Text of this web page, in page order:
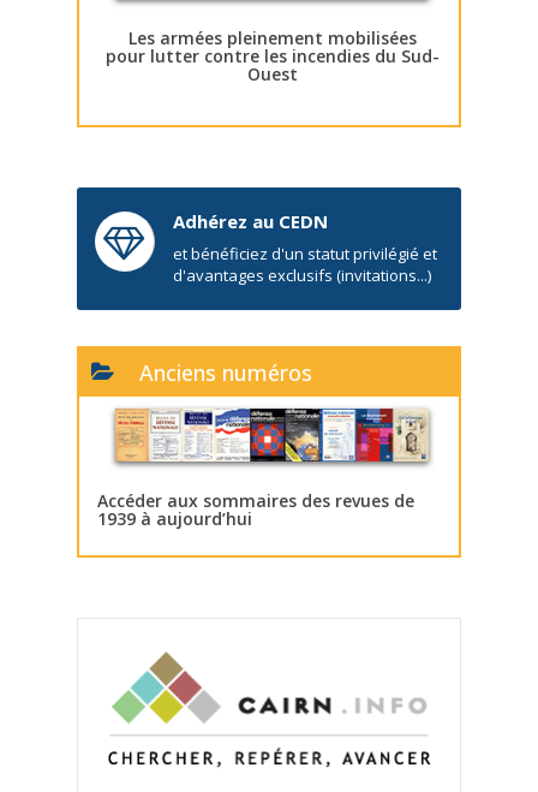
Les armées pleinement mobilisées
pour lutter contre les incendies du Sud-
Ouest
Adhérez au CEDN
et bénéficiez d'un statut privilégié et
d'avantages exclusifs (invitations...)
Anciens numéros
Accéder aux sommaires des revues de
1939 à aujourd’hui